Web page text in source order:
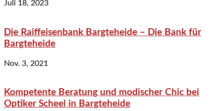
Juli 18, 2023
Die Raiffeisenbank Bargteheide – Die Bank für
Bargteheide
Nov. 3, 2021
Kompetente Beratung und modischer Chic bei
Optiker Scheel in Bargteheide